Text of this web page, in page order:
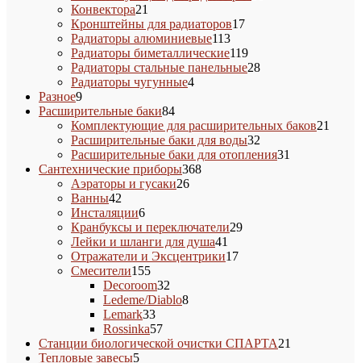
Конвектора21
товар
Кронштейны для радиаторов1717
Радиаторы алюминиевые113113
товаров
Радиаторы биметаллические119119
товаров
Радиаторы стальные панельные2828
Радиаторы чугунные44
Разное99
товаров
Расширительные баки8484
товара
Комплектующие для расширительных баков21
Расширительные баки для воды32
товара
Расширительные баки для отопления31
Сантехнические приборы368368
Аэраторы и гусаки2626
Ванны42
товара
Инсталяции66
товаров
Кранбуксы и переключатели2929
Лейки и шланги для душа41
товар
Отражатели и Эксцентрики1717
Смесители155155
товаров
Decoroom32
товара
Ledeme/Diablo88
Lemark3333
товара
Rossinka5757
товаров
Станции биологической очистки СПАРТА21
Тепловые завесы55